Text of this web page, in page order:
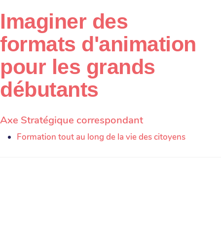
Imaginer des
formats d'animation
pour les grands
débutants
Axe Stratégique correspondant
Formation tout au long de la vie des citoyens